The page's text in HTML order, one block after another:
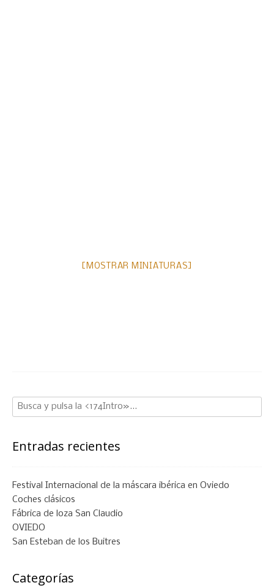
[MOSTRAR MINIATURAS]
Entradas recientes
Festival Internacional de la máscara ibérica en Oviedo
Coches clásicos
Fábrica de loza San Claudio
OVIEDO
San Esteban de los Buitres
Categorías